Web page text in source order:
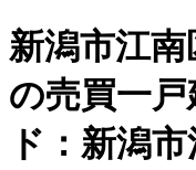
新潟市江
の売買一
ド：新潟